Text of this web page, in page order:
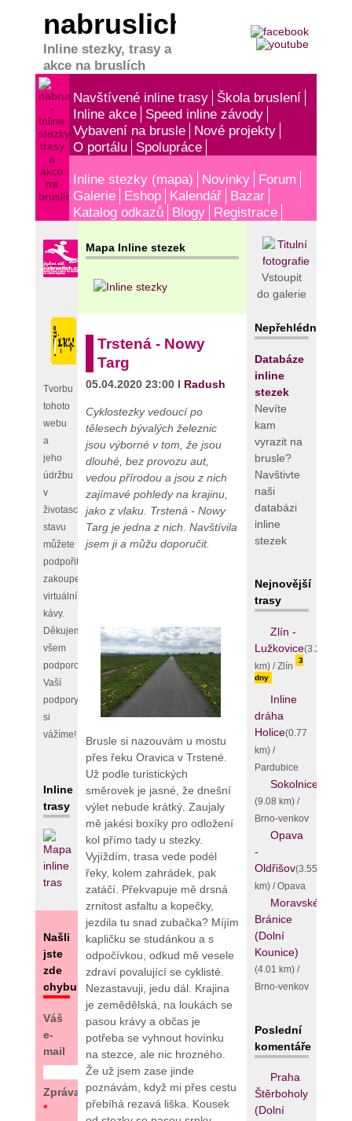
nabruslich.cz
Inline stezky, trasy a
akce na bruslích
Navštívené inline trasy
Škola bruslení
Inline akce
Speed inline závody
Vybavení na brusle
Nové projekty
O portálu
Spolupráce
Inline stezky (mapa) Novinky
Forum
Galerie
Eshop Kalendář
Bazar
Katalog odkazů
Blogy Registrace
Tvorbu
tohoto
webu
a
jeho
údržbu
v
životaschopném
stavu
můžete
podpořit
zakoupením
virtuální
kávy.
Děkujeme
všem
podporovatelům,
Vaší
podpory
si
vážíme!
Inline
trasy
Našli
jste
zde
chybu?
Váš
e-
mail
Zpráva
*
Mapa Inline stezek
Trstená - Nowy
Targ
05.04.2020 23:00 I Radush
Cyklostezky vedoucí po
tělesech bývalých železnic
jsou výborné v tom, že jsou
dlouhé, bez provozu aut,
vedou přírodou a jsou z nich
zajímavé pohledy na krajinu,
jako z vlaku. Trstená - Nowy
Targ je jedna z nich. Navštívila
jsem ji a můžu doporučit.
Brusle si nazouvám u mostu
přes řeku Oravica v Trstené.
Už podle turistických
směrovek je jasné, že dnešní
výlet nebude krátký. Zaujaly
mě jakési boxíky pro odložení
kol přímo tady u stezky.
Vyjíždím, trasa vede podél
řeky, kolem zahrádek, pak
zatáčí. Překvapuje mě drsná
zrnitost asfaltu a kopečky,
jezdila tu snad zubačka? Míjím
kapličku se studánkou a s
odpočívkou, odkud mě vesele
zdraví povalující se cyklisté.
Nezastavuji, jedu dál. Krajina
je zemědělská, na loukách se
pasou krávy a občas je
potřeba se vyhnout hovínku
na stezce, ale nic hrozného.
Že už jsem zase jinde
poznávám, když mi přes cestu
přebíhá rezavá liška. Kousek
Vstoupit
do galerie
Nepřehlédněte!
Databáze
inline
stezek
Nevíte
kam
vyrazit na
brusle?
Navštivte
naši
databázi
inline
stezek
Nejnovější
trasy
Zlín -
Lužkovice(3.25
km) / Zlín
3
dny
Inline
dráha
Holice(0.77
km) /
Pardubice
Sokolnice
(9.08 km) /
Brno-venkov
Opava
-
Oldřišov(3.55
km) / Opava
Moravské
Bránice
(Dolní
Kounice)
(4.01 km) /
Brno-venkov
Poslední
komentáře
Praha
Štěrboholy
(Dolní